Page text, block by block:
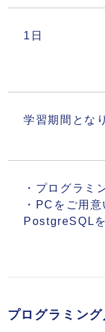
1日
学習期間とな
・プログラミ
・PCをご用
PostgreSQL
プログラミン